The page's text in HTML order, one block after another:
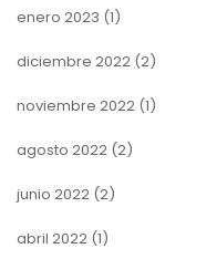
enero 2023 (1)
diciembre 2022 (2)
noviembre 2022 (1)
agosto 2022 (2)
junio 2022 (2)
abril 2022 (1)